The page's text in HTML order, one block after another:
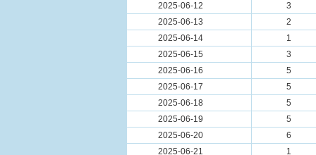
2025-06-12
3
2025-06-13
2
2025-06-14
1
2025-06-15
3
2025-06-16
5
2025-06-17
5
2025-06-18
5
2025-06-19
5
2025-06-20
6
2025-06-21
1